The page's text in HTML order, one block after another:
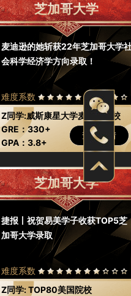
芝加哥大学
麦迪逊的她斩获22年芝加哥大学
会科学经济学方向录取！
难度系数
Z同学:威斯康星大学麦迪逊分校
GRE：330+
（线上考试）
GPA：3.8+
查看详情
芝加哥大学
捷报丨祝贺易美学子收获TOP5芝
加哥大学录取
难度系数
Z同学: TOP80美国院校